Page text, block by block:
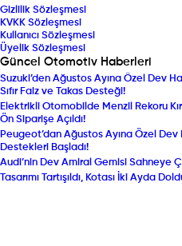
Gizlilik Sözleşmesi
KVKK Sözleşmesi
Kullanıcı Sözleşmesi
Üyelik Sözleşmesi
Güncel Otomotiv Haberleri
Suzuki’den Ağustos Ayına Özel Dev
Sıfır Faiz ve Takas Desteği!
Elektrikli Otomobilde Menzil Rekoru
Ön Siparişe Açıldı!
Peugeot’dan Ağustos Ayına Özel Dev
Destekleri Başladı!
Audi’nin Dev Amiral Gemisi Sahneye
Tasarımı Tartışıldı, Kotası İki Ayda